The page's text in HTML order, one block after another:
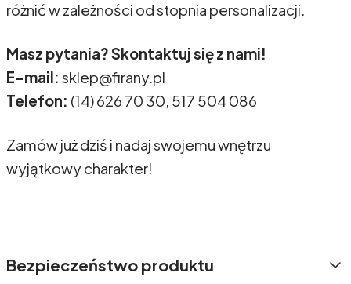
różnić w zależności od stopnia personalizacji.
Masz pytania? Skontaktuj się z nami!
E-mail: sklep@firany.pl
Telefon: (14) 626 70 30, 517 504 086
Zamów już dziś i nadaj swojemu wnętrzu
wyjątkowy charakter!
Bezpieczeństwo produktu